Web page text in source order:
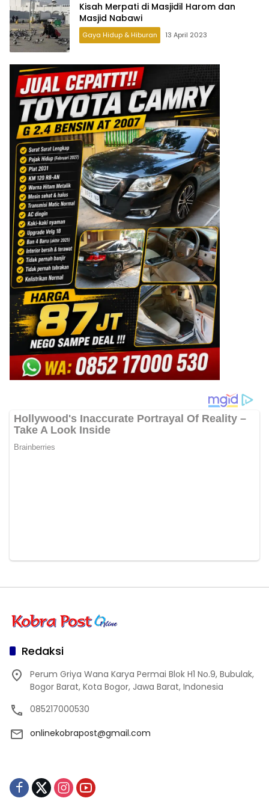
Kisah Merpati di Masjidil Harom dan
Masjid Nabawi
Gaya Hidup & Hiburan 13 April 2023
Redaksi
Perum Griya Wana Karya Permai Blok H1 No.9, Bubulak,
Bogor Barat, Kota Bogor, Jawa Barat, Indonesia
085217000530
onlinekobrapost@gmail.com